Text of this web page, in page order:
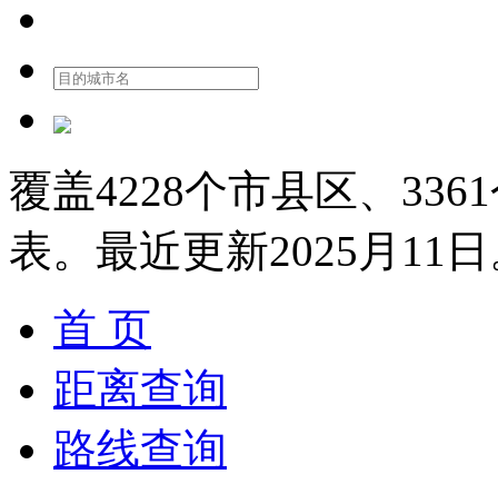
覆盖4228个市县区、 3361
表。最近更新2025月11日
首 页
距离查询
路线查询